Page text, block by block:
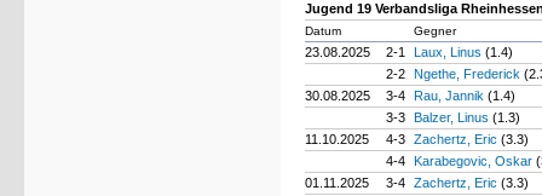
Jugend 19 Verbandsliga
Datum Gegner
23.08.2025 2-1 Laux, Linus (1.4)
2-2 Ngethe, Frederick
30.08.2025
3-4 Rau, Jannik (1.4)
3-3 Balzer, Linus (1.3)
11.10.2025
4-3 Zachertz, Eric (3.3)
4-4 Karabegovic, Oskar
01.11.2025
3-4 Zachertz, Eric (3.3)